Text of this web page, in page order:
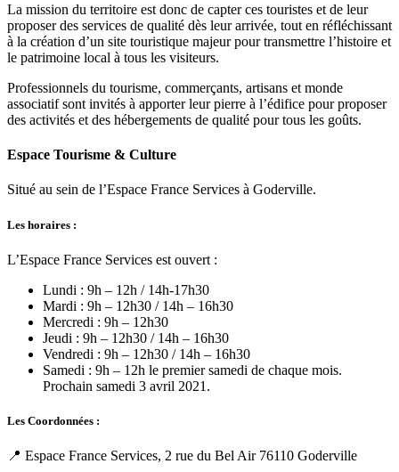
La mission du territoire est donc de capter ces touristes et de leur
proposer des services de qualité dès leur arrivée, tout en réfléchissant
à la création d’un site touristique majeur pour transmettre l’histoire et
le patrimoine local à tous les visiteurs.
Professionnels du tourisme, commerçants, artisans et monde
associatif sont invités à apporter leur pierre à l’édifice pour proposer
des activités et des hébergements de qualité pour tous les goûts.
Espace Tourisme & Culture
Situé au sein de l’Espace France Services à Goderville.
Les horaires :
L’Espace France Services est ouvert :
Lundi : 9h – 12h / 14h-17h30
Mardi : 9h – 12h30 / 14h – 16h30
Mercredi : 9h – 12h30
Jeudi : 9h – 12h30 / 14h – 16h30
Vendredi : 9h – 12h30 / 14h – 16h30
Samedi : 9h – 12h le premier samedi de chaque mois.
Prochain samedi 3 avril 2021.
Les Coordonnées :
📍 Espace France Services, 2 rue du Bel Air 76110 Goderville